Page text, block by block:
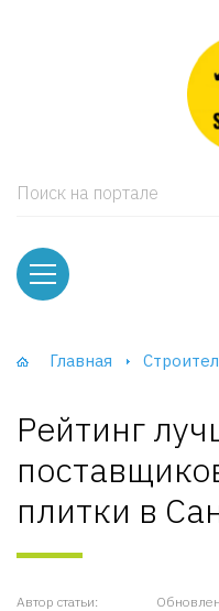
Поиск на портале
Главная
Рейтинг
плитки в
Автор статьи:
и тумбы
и Шкафы-Купе